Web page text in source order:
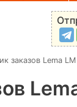
заказов Lema